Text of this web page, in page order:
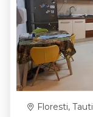
Floresti, Tauti